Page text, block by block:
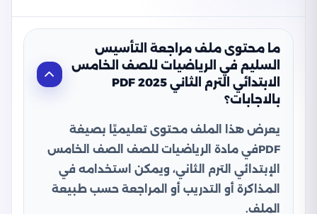
ما محتوى ملف مراجعة التأسيس
السليم في الرياضيات للصف الخامس
الابتدائي الترم الثاني 2025 PDF
بالاجابات؟
يعرض هذا الملف محتوى تعليميًا بصيغة
PDFفي مادة الرياضيات للصف الصف الخامس
الإبتدائي الترم الثاني، ويمكن استخدامه في
المذاكرة أو التدريب أو المراجعة حسب طبيعة
الملف.